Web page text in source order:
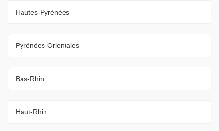
Hautes-Pyrénées
Pyrénées-Orientales
Bas-Rhin
Haut-Rhin